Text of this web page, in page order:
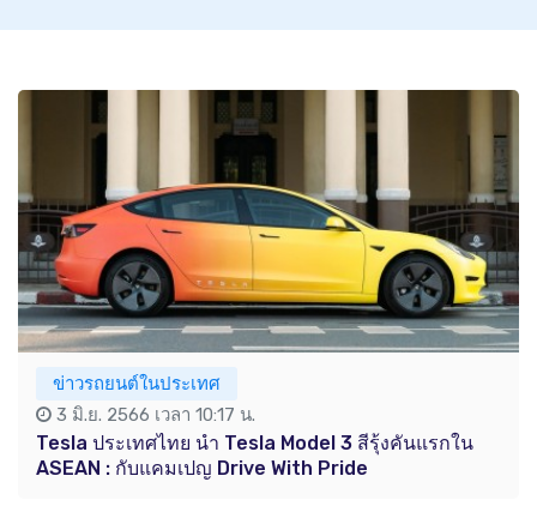
ข่าวรถยนต์ในประเทศ
3 มิ.ย. 2566 เวลา 10:17 น.
Tesla ประเทศไทย นำ Tesla Model 3 สีรุ้งคันแรกใน
ASEAN : กับแคมเปญ Drive With Pride